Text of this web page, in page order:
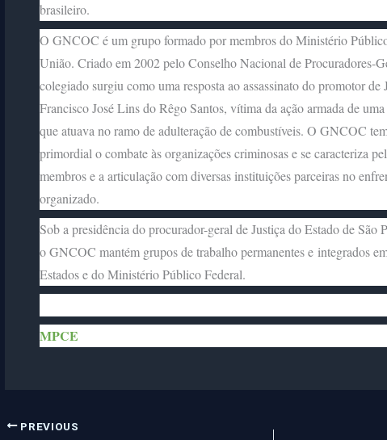
brasileiro.
O GNCOC é um grupo formado por membros do Ministério
União. Criado em 2002 pelo Conselho Nacional de Procuradores-
colegiado surgiu como uma resposta ao assassinato do promotor de
Francisco José Lins do Rêgo Santos, vítima da ação armada de
que atuava no ramo de adulteração de combustíveis. O GNCOC
primordial o combate às organizações criminosas e se caracteriza
membros e a articulação com diversas instituições parceiras no
organizado.
Sob a presidência do procurador-geral de Justiça do Estado de São
o GNCOC mantém grupos de trabalho permanentes e integrados
Estados e do Ministério Público Federal.
MPCE
PREVIOUS